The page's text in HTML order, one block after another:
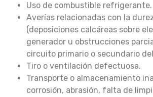
Uso de combustible refrigerante.
Averías relacionadas con la
(deposiciones calcáreas sobre
generador u obstrucciones
circuito primario o secundario
Tiro o ventilación defectuosa.
Transporte o almacenamiento
corrosión, abrasión, falta de